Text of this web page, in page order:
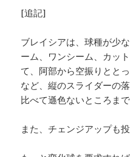
[追記]
ブレイシアは、球種が少
ーム、ワンシーム、カッ
て、阿部から空振りとと
など、縦のスライダーの
比べて遜色ないところまで
また、チェンジアップも